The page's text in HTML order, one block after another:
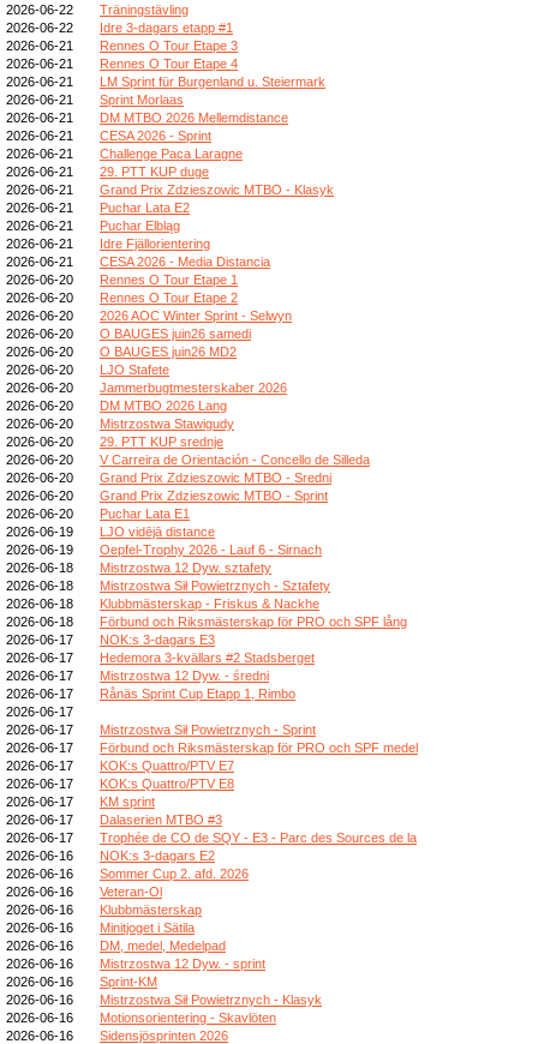
2026-06-22
Träningstävling
2026-06-22
Idre 3-dagars etapp #1
2026-06-21
Rennes O Tour Etape 3
2026-06-21
Rennes O Tour Etape 4
2026-06-21
LM Sprint für Burgenland u. Steiermark
2026-06-21
Sprint Morlaas
2026-06-21
DM MTBO 2026 Mellemdistance
2026-06-21
CESA 2026 - Sprint
2026-06-21
Challenge Paca Laragne
2026-06-21
29. PTT KUP duge
2026-06-21
Grand Prix Zdzieszowic MTBO - Klasyk
2026-06-21
Puchar Lata E2
2026-06-21
Puchar Elbląg
2026-06-21
Idre Fjällorientering
2026-06-21
CESA 2026 - Media Distancia
2026-06-20
Rennes O Tour Etape 1
2026-06-20
Rennes O Tour Etape 2
2026-06-20
2026 AOC Winter Sprint - Selwyn
2026-06-20
O BAUGES juin26 samedi
2026-06-20
O BAUGES juin26 MD2
2026-06-20
LJO Stafete
2026-06-20
Jammerbugtmesterskaber 2026
2026-06-20
DM MTBO 2026 Lang
2026-06-20
Mistrzostwa Stawigudy
2026-06-20
29. PTT KUP srednje
2026-06-20
V Carreira de Orientación - Concello de Silleda
2026-06-20
Grand Prix Zdzieszowic MTBO - Sredni
2026-06-20
Grand Prix Zdzieszowic MTBO - Sprint
2026-06-20
Puchar Lata E1
2026-06-19
LJO vidējā distance
2026-06-19
Oepfel-Trophy 2026 - Lauf 6 - Sirnach
2026-06-18
Mistrzostwa 12 Dyw. sztafety
2026-06-18
Mistrzostwa Sił Powietrznych - Sztafety
2026-06-18
Klubbmästerskap - Friskus & Nackhe
2026-06-18
Förbund och Riksmästerskap för PRO och SPF lång
2026-06-17
NOK:s 3-dagars E3
2026-06-17
Hedemora 3-kvällars #2 Stadsberget
2026-06-17
Mistrzostwa 12 Dyw. - średni
2026-06-17
Rånäs Sprint Cup Etapp 1, Rimbo
2026-06-17
2026-06-17
Mistrzostwa Sił Powietrznych - Sprint
2026-06-17
Förbund och Riksmästerskap för PRO och SPF medel
2026-06-17
KOK:s Quattro/PTV E7
2026-06-17
KOK:s Quattro/PTV E8
2026-06-17
KM sprint
2026-06-17
Dalaserien MTBO #3
2026-06-17
Trophée de CO de SQY - E3 - Parc des Sources de la
2026-06-16
NOK:s 3-dagars E2
2026-06-16
Sommer Cup 2. afd. 2026
2026-06-16
Veteran-Ol
2026-06-16
Klubbmästerskap
2026-06-16
Minitjoget i Sätila
2026-06-16
DM, medel, Medelpad
2026-06-16
Mistrzostwa 12 Dyw. - sprint
2026-06-16
Sprint-KM
2026-06-16
Mistrzostwa Sił Powietrznych - Klasyk
2026-06-16
Motionsorientering - Skavlöten
2026-06-16
Sidensjösprinten 2026